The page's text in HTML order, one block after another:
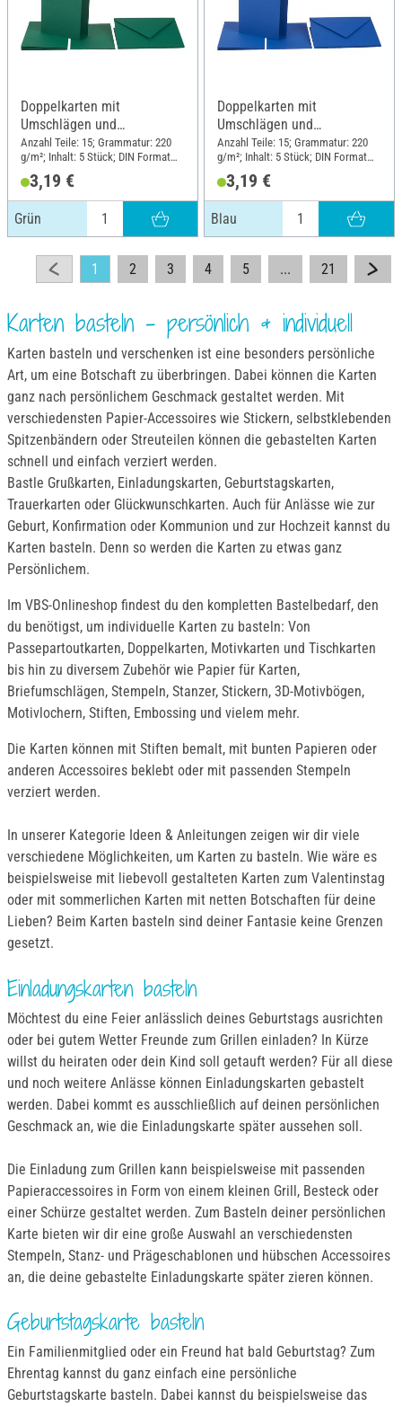
Doppelkarten mit
Umschlägen und
Einlegeblättern, Grün
Anzahl Teile: 15; Grammatur: 220
g/m²; Inhalt: 5 Stück; DIN Format
3,19 €
Grün
Doppelkarten mit
Umschlägen und
Einlegeblättern, Blau
Anzahl Teile: 15; Grammatur: 220
g/m²; Inhalt: 5 Stück; DIN Format
3,19 €
Blau
1 2 3 4 5 ... 21
Karten basteln – persönlich & individuell
Karten basteln und verschenken ist eine besonders persönliche
Art, um eine Botschaft zu überbringen. Dabei können die Karten
ganz nach persönlichem Geschmack gestaltet werden. Mit
verschiedensten Papier-Accessoires wie Stickern, selbstklebenden
Spitzenbändern oder Streuteilen können die gebastelten Karten
schnell und einfach verziert werden.
Bastle Grußkarten, Einladungskarten, Geburtstagskarten,
Trauerkarten oder Glückwunschkarten. Auch für Anlässe wie zur
Geburt, Konfirmation oder Kommunion und zur Hochzeit kannst du
Karten basteln. Denn so werden die Karten zu etwas ganz
Persönlichem.
Im VBS-Onlineshop findest du den kompletten Bastelbedarf, den
du benötigst, um individuelle Karten zu basteln: Von
Passepartoutkarten, Doppelkarten, Motivkarten und Tischkarten
bis hin zu diversem Zubehör wie Papier für Karten,
Briefumschlägen, Stempeln, Stanzer, Stickern, 3D-Motivbögen,
Motivlochern, Stiften, Embossing und vielem mehr.
Die Karten können mit Stiften bemalt, mit bunten Papieren oder
anderen Accessoires beklebt oder mit passenden Stempeln
verziert werden.
In unserer Kategorie Ideen & Anleitungen zeigen wir dir viele
verschiedene Möglichkeiten, um Karten zu basteln. Wie wäre es
beispielsweise mit liebevoll gestalteten Karten zum Valentinstag
oder mit sommerlichen Karten mit netten Botschaften für deine
Lieben? Beim Karten basteln sind deiner Fantasie keine Grenzen
gesetzt.
Einladungskarten basteln
Möchtest du eine Feier anlässlich deines Geburtstags ausrichten
oder bei gutem Wetter Freunde zum Grillen einladen? In Kürze
willst du heiraten oder dein Kind soll getauft werden? Für all diese
und noch weitere Anlässe können Einladungskarten gebastelt
werden. Dabei kommt es ausschließlich auf deinen persönlichen
Geschmack an, wie die Einladungskarte später aussehen soll.
Die Einladung zum Grillen kann beispielsweise mit passenden
Papieraccessoires in Form von einem kleinen Grill, Besteck oder
einer Schürze gestaltet werden. Zum Basteln deiner persönlichen
Karte bieten wir dir eine große Auswahl an verschiedensten
Stempeln, Stanz- und Prägeschablonen und hübschen Accessoires
an, die deine gebastelte Einladungskarte später zieren können.
Geburtstagskarte basteln
Ein Familienmitglied oder ein Freund hat bald Geburtstag? Zum
Ehrentag kannst du ganz einfach eine persönliche
Geburtstagskarte basteln. Dabei kannst du beispielsweise das